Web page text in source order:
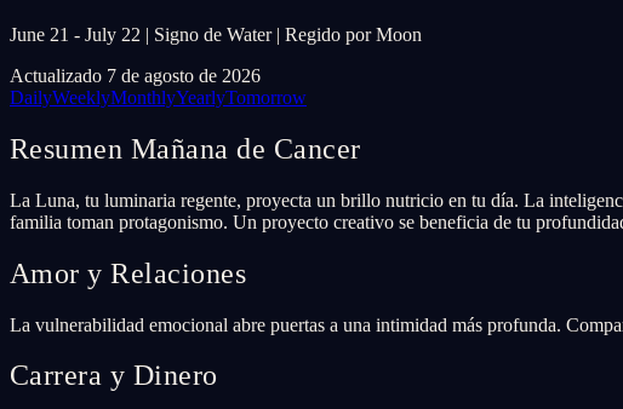
June 21 - July 22 | Signo de Water | Regido por Moon
Actualizado 7 de agosto de 2026
DailyWeeklyMonthlyYearlyTomorrow
Resumen Mañana de Cancer
La Luna, tu luminaria regente, proyecta un brillo nutricio en tu día. La
familia toman protagonismo. Un proyecto creativo se beneficia de tu
Amor y Relaciones
La vulnerabilidad emocional abre puertas a una intimidad más profunda.
Carrera y Dinero